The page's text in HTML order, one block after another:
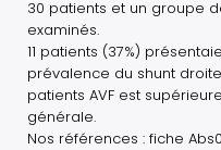
30 patients et un groupe
examinés.
11 patients (37%)
prévalence du shunt
patients AVF est
générale.
Nos références : fiche